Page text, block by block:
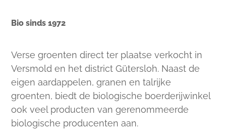
Bio sinds 1972
Verse groenten direct ter plaatse verkocht in
Versmold en het district Gütersloh. Naast de
eigen aardappelen, granen en talrijke
groenten, biedt de biologische boerderijwinkel
ook veel producten van gerenommeerde
biologische producenten aan.